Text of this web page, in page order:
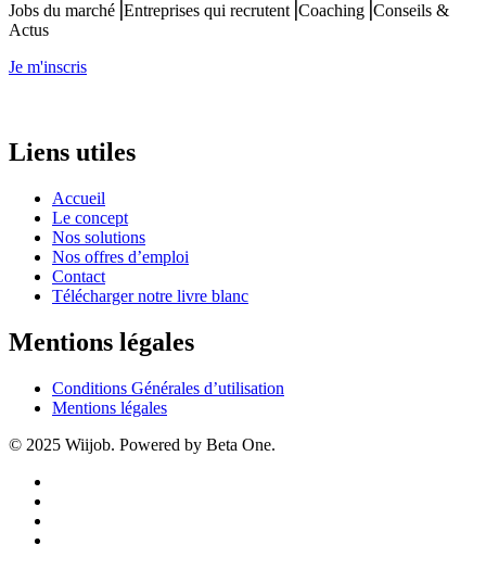
Jobs du marché⎟Entreprises qui recrutent⎟Coaching⎟Conseils &
Actus
Je m'inscris
Liens utiles
Accueil
Le concept
Nos solutions
Nos offres d’emploi
Contact
Télécharger notre livre blanc
Mentions légales
Conditions Générales d’utilisation
Mentions légales
© 2025 Wiijob. Powered by Beta One.